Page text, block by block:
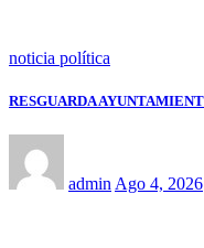
noticia política
RESGUARDA
adminAgo 4, 2026